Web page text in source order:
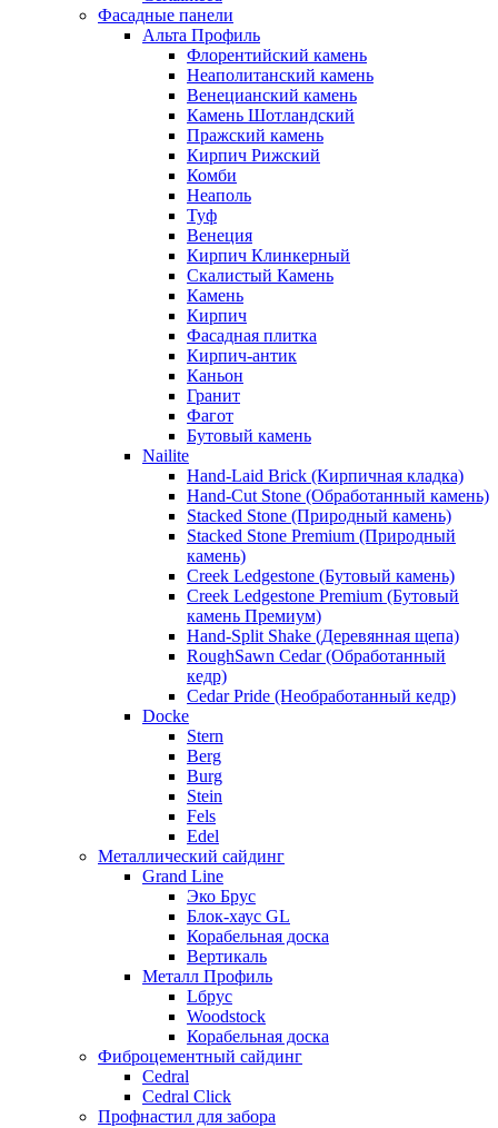
Фасадные панели
Альта Профиль
Флорентийский камень
Неаполитанский камень
Венецианский камень
Камень Шотландский
Пражский камень
Кирпич Рижский
Комби
Неаполь
Туф
Венеция
Кирпич Клинкерный
Скалистый Камень
Камень
Кирпич
Фасадная плитка
Кирпич-антик
Каньон
Гранит
Фагот
Бутовый камень
Nailite
Hand-Laid Brick (Кирпичная кладка)
Hand-Cut Stone (Обработанный камень)
Stacked Stone (Природный камень)
Stacked Stone Premium (Природный
камень)
Creek Ledgestone (Бутовый камень)
Creek Ledgestone Premium (Бутовый
камень Премиум)
Hand-Split Shake (Деревянная щепа)
RoughSawn Cedar (Обработанный
кедр)
Cedar Pride (Необработанный кедр)
Docke
Stern
Berg
Burg
Stein
Fels
Edel
Металлический сайдинг
Grand Line
Эко Брус
Блок-хаус GL
Корабельная доска
Вертикаль
Металл Профиль
Lбрус
Woodstock
Корабельная доска
Фиброцементный сайдинг
Cedral
Cedral Click
Профнастил для забора